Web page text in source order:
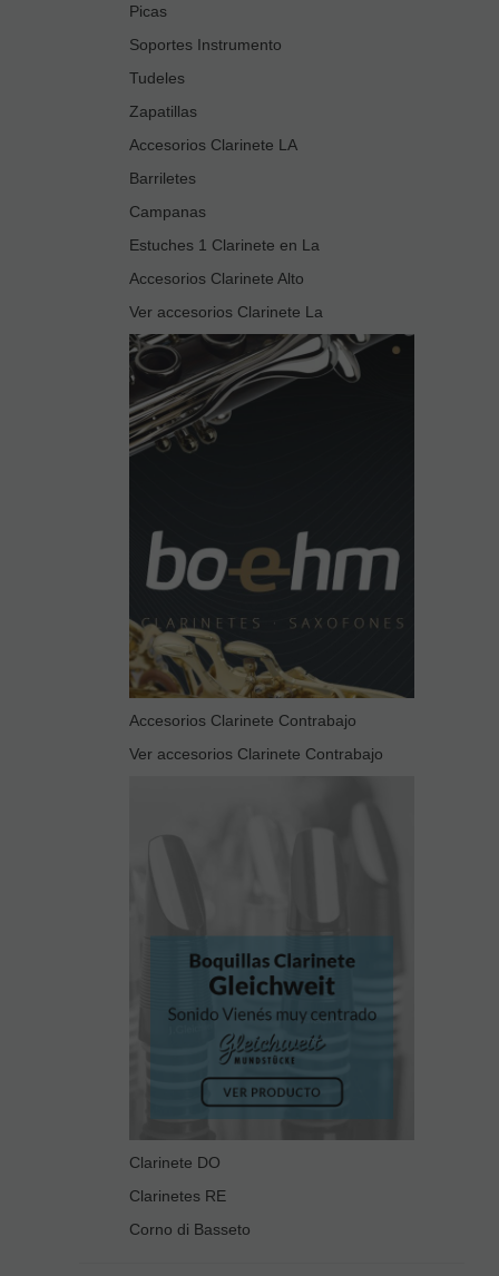
Picas
Soportes Instrumento
Tudeles
Zapatillas
Accesorios Clarinete LA
Barriletes
Campanas
Estuches 1 Clarinete en La
Accesorios Clarinete Alto
Ver accesorios Clarinete La
Accesorios Clarinete Contrabajo
Ver accesorios Clarinete Contrabajo
Clarinete DO
Clarinetes RE
Corno di Basseto